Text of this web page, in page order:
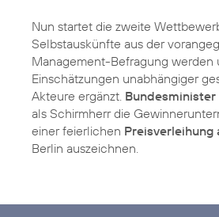
Nun startet die zweite
Selbstauskünfte aus der
Management-Befragung werden
Einschätzungen unabhängiger
Akteure ergänzt.
als Schirmherr die
einer feierlichen Preisverleihung
Berlin auszeichnen.